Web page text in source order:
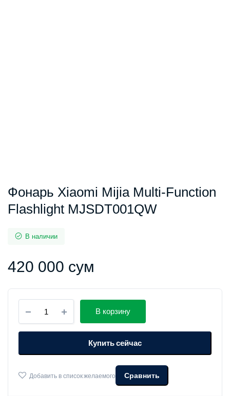
Фонарь Xiaomi Mijia Multi-Function
Flashlight MJSDT001QW
В наличии
420 000 сум
Xiaomi
Mijia
Multi-
Flashlight
количество
В корзину
Купить сейчас
Добавить в список желаемого Сравнить